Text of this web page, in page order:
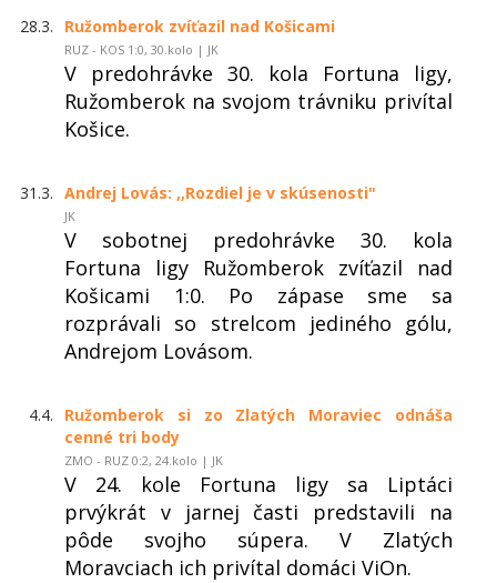
28.3. Ružomberok zvíťazil nad Košicami
RUZ - KOS 1:0, 30.kolo | JK
V predohrávke 30. kola Fortuna ligy,
Ružomberok na svojom trávniku privítal
Košice.
31.3. Andrej Lovás: ,,Rozdiel je v skúsenosti"
JK
V sobotnej predohrávke 30. kola
Fortuna ligy Ružomberok zvíťazil nad
Košicami 1:0. Po zápase sme sa
rozprávali so strelcom jediného gólu,
Andrejom Lovásom.
4.4.
Ružomberok si zo Zlatých Moraviec odnáša
cenné tri body
ZMO - RUZ 0:2, 24.kolo | JK
V 24. kole Fortuna ligy sa Liptáci
prvýkrát v jarnej časti predstavili na
pôde svojho súpera. V Zlatých
Moravciach ich privítal domáci ViOn.